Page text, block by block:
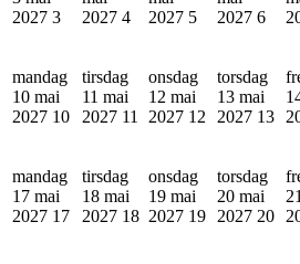
2027 3
2027 4
2027 5
2027 6
mandag
10 mai
2027 10
tirsdag
11 mai
2027 11
onsdag
12 mai
2027 12
torsdag
13 mai
2027 13
mandag
17 mai
2027 17
tirsdag
18 mai
2027 18
onsdag
19 mai
2027 19
torsdag
20 mai
2027 20